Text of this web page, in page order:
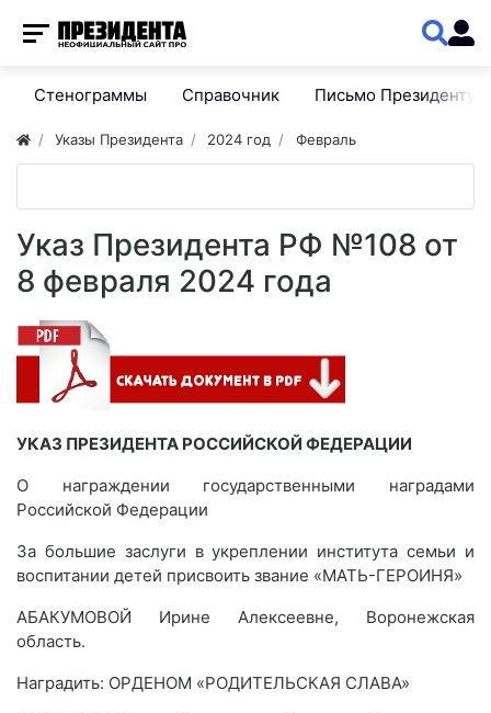
Стенограммы Справочник Письмо Президенту
Указы Президента 2024 год Февраль
Указ Президента РФ №108 от
8 февраля 2024 года
УКАЗ ПРЕЗИДЕНТА РОССИЙСКОЙ ФЕДЕРАЦИИ
О награждении государственными наградами
Российской Федерации
За большие заслуги в укреплении института семьи и
воспитании детей присвоить звание «МАТЬ-ГЕРОИНЯ»
АБАКУМОВОЙ Ирине Алексеевне, Воронежская
область.
Наградить: ОРДЕНОМ «РОДИТЕЛЬСКАЯ СЛАВА»